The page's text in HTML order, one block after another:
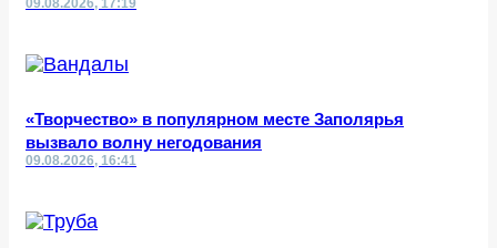
«Творчество» в популярном месте Заполярья
вызвало волну негодования
09.08.2026, 16:41